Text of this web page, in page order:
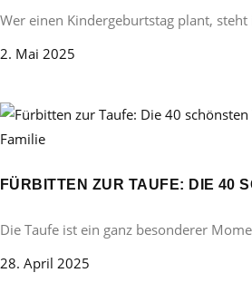
Wer einen Kindergeburtstag plant,
2. Mai 2025
Familie
FÜRBITTEN ZUR TAUFE: DIE 40
Die Taufe ist ein ganz besonderer
28. April 2025